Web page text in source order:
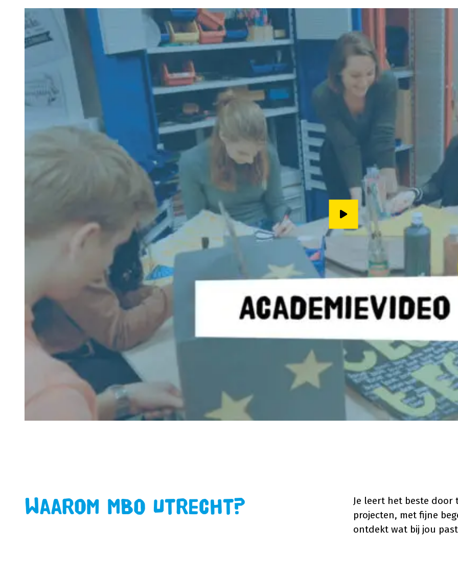
Speel video af
Waarom MBO Utrecht?
Je leert het beste door
projecten, met fijne
ontdekt wat bij jou